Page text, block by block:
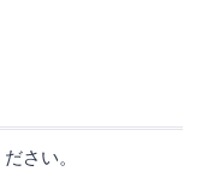
さい。